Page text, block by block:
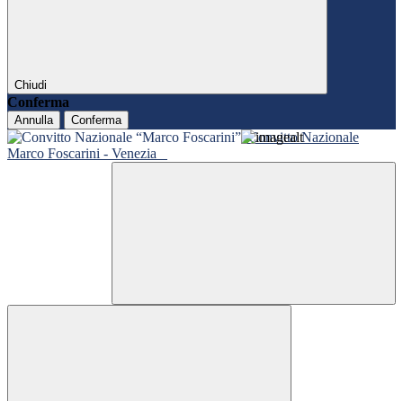
Chiudi
Conferma
Annulla Conferma
Convitto Nazionale
Marco Foscarini - Venezia